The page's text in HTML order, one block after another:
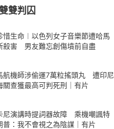
雙判囚
惜生命︱以色列女子音樂節遭哈馬
殺害 男友難忘創傷墳前自盡
航機師涉偷運7萬粒搖頭丸 遭印尼
關查獲最高可判死刑｜有片
尼演講時提詞器故障 乘機嘲諷特
普：我不會視之為陰謀｜有片